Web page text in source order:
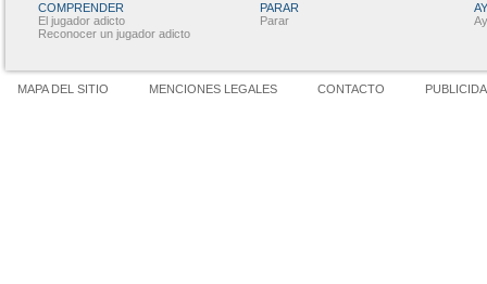
COMPRENDER
El jugador adicto
Reconocer un jugador adicto
PARAR
Parar
MAPA DEL SITIO MENCIONES LEGALES CONTACTO